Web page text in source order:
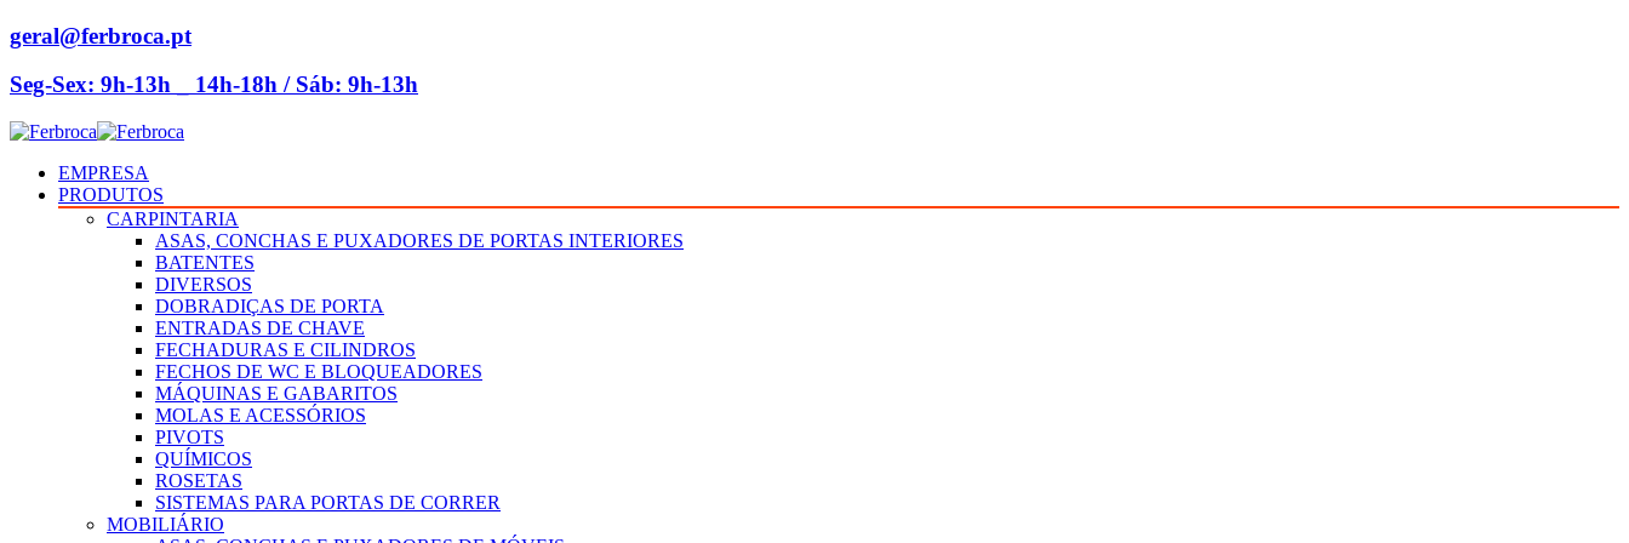
geral@ferbroca.pt
Seg-Sex: 9h-13h _ 14h-18h / Sáb: 9h-13h
EMPRESA
PRODUTOS
CARPINTARIA
ASAS, CONCHAS E PUXADORES DE PORTAS INTERIORES
BATENTES
DIVERSOS
DOBRADIÇAS DE PORTA
ENTRADAS DE CHAVE
FECHADURAS E CILINDROS
FECHOS DE WC E BLOQUEADORES
MÁQUINAS E GABARITOS
MOLAS E ACESSÓRIOS
PIVOTS
QUÍMICOS
ROSETAS
SISTEMAS PARA PORTAS DE CORRER
MOBILIÁRIO